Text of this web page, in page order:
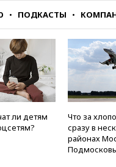
ПОДКАСТЫ
ТЕСТЫ
ли детям
Что за
сразу в
районах